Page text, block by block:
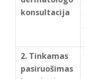
konsultacija
2. Tinkamas
pasiruošimas